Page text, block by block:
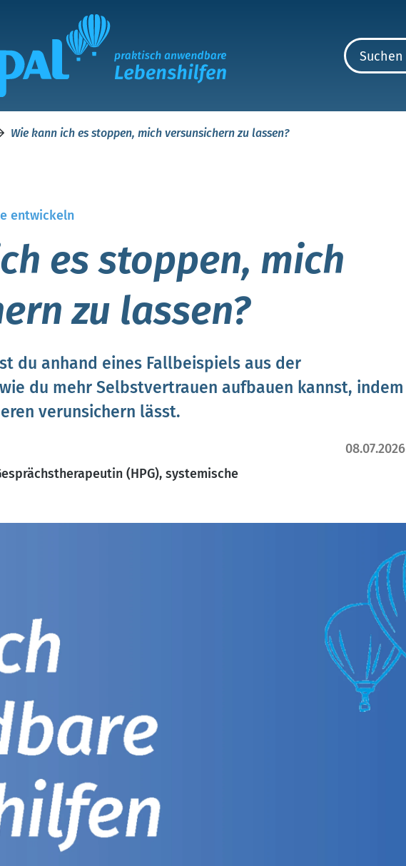
Wie kann ich es stoppen, mich versunsichern zu lassen?
entwickeln
es stoppen, mich
zu lassen?
du anhand eines Fallbeispiels aus der
du mehr Selbstvertrauen aufbauen kannst, indem
verunsichern lässt.
(HPG), systemische
08.07.2026